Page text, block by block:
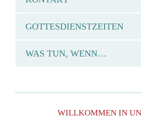
GOTTESDIENSTZEITEN
WAS TUN, WENN…
WILLKOMMEN IN